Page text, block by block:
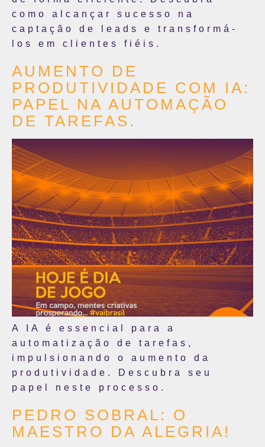
como alcançar sucesso na
captação de leads e transformá-
los em clientes fiéis.
AUMENTO DE
PRODUTIVIDADE COM IA:
PAPEL NA AUTOMAÇÃO
DE TAREFAS.
A IA é essencial para a
automatização de tarefas,
impulsionando o aumento da
produtividade. Descubra seu
papel neste processo.
PEDRO SOBRAL: O
MAESTRO DA ALEGRIA!